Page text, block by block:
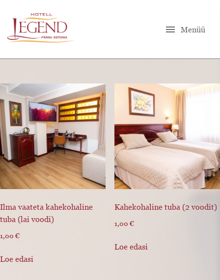
menu Menüü
Ilma vaateta kahekohaline
tuba (lai voodi)
1,00 €
Loe edasi
Kahekohaline tuba (2 voodit)
1,00 €
Loe edasi